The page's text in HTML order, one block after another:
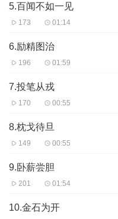
5.百闻不如一见
173 01:14
6.励精图治
196 01:59
7.投笔从戎
170 00:55
8.枕戈待旦
149 00:55
9.卧薪尝胆
201 01:54
10.金石为开